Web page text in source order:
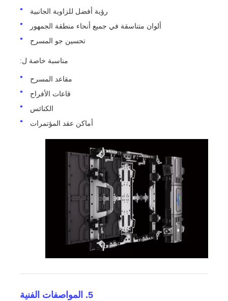
رؤية أفضل للزاوية الجانبية
ألوان متناسقة في جميع أنحاء منطقة الجمهور
تحسين جو المسرح
مناسبة خاصة ل:
مقاعد المسرح
قاعات الأفراح
الكنائس
أماكن عقد المؤتمرات
5. المواصفات الفنية